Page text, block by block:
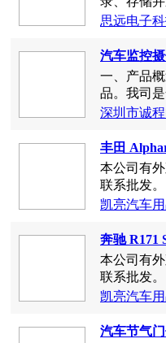
汽车行驶
录、存储
思远电子
汽车监控
一、产品
品。我司
深圳市诚
丰田
本公司有
联系批发。
凯亮汽车用